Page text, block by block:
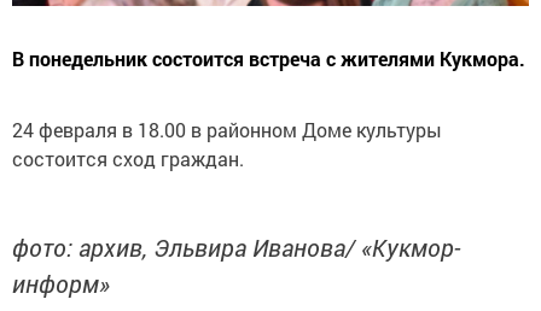
В понедельник состоится встреча с жителями Кукмора.
24 февраля в 18.00 в районном Доме культуры
состоится сход граждан.
фото: архив, Эльвира Иванова/ «Кукмор-
информ»